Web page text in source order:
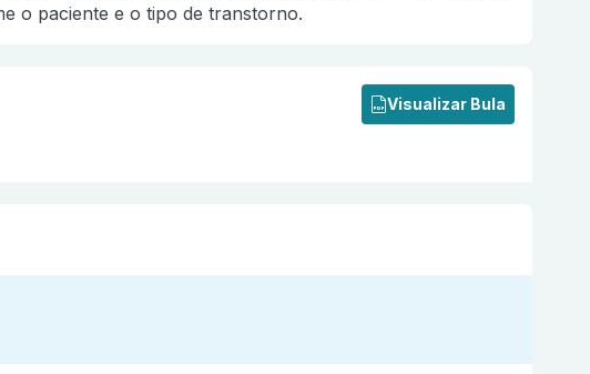
o paciente e o tipo de transtorno.
Visualizar Bula